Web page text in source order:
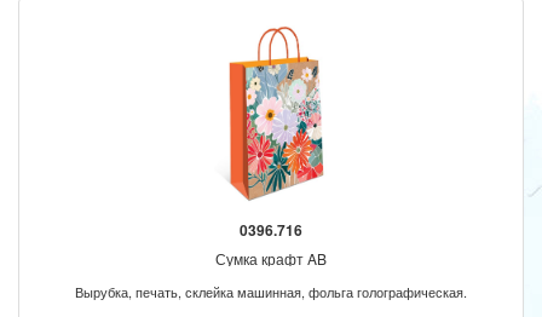
0396.716
Сумка крафт AB
Вырубка, печать, склейка машинная, фольга голографическая.